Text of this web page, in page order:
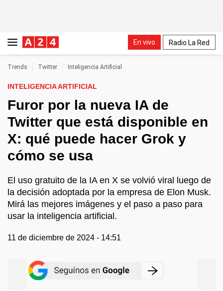
En vivo Radio La Red
Trends Twitter Inteligencia Artificial
INTELIGENCIA ARTIFICIAL
Furor por la nueva IA de
Twitter que está disponible en
X: qué puede hacer Grok y
cómo se usa
El uso gratuito de la IA en X se volvió viral luego de
la decisión adoptada por la empresa de Elon Musk.
Mirá las mejores imágenes y el paso a paso para
usar la inteligencia artificial.
11 de diciembre de 2024 - 14:51